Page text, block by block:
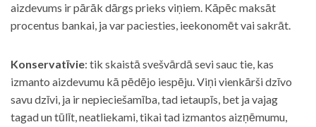
aizdevums ir pārāk dārgs prieks viņiem. Kāpēc maksāt
procentus bankai, ja var paciesties, ieekonomēt vai sakrāt.
Konservatīvie: tik skaistā svešvārdā sevi sauc tie, kas
izmanto aizdevumu kā pēdējo iespēju. Viņi vienkārši dzīvo
savu dzīvi, ja ir nepieciešamība, tad ietaupīs, bet ja vajag
tagad un tūlīt, neatliekami, tikai tad izmantos aizņēmumu,